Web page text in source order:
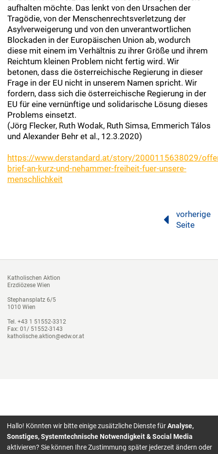
aufhalten möchte. Das lenkt von den Ursachen der
Tragödie, von der Menschenrechtsverletzung der
Asylverweigerung und von den unverantwortlichen
Blockaden in der Europäischen Union ab, wodurch
diese mit einem im Verhältnis zu ihrer Größe und ihrem
Reichtum kleinen Problem nicht fertig wird. Wir
betonen, dass die österreichische Regierung in dieser
Frage in der EU nicht in unserem Namen spricht. Wir
fordern, dass sich die österreichische Regierung in der
EU für eine vernünftige und solidarische Lösung dieses
Problems einsetzt.
(Jörg Flecker, Ruth Wodak, Ruth Simsa, Emmerich Tálos
und Alexander Behr et al., 12.3.2020)
https://www.derstandard.at/story/2000115638029/
brief-an-kurz-und-nehammer-freiheit-fuer-unsere-
menschlichkeit
vorherige
Seite
Katholischen Aktion
Erzdiözese Wien
Stephansplatz 6/5
1010 Wien
Tel. +43 1 51552-3312
Fax: 01/ 51552-3143
katholische.aktion@edw.or.at
Hallo! Könnten wir bitte einige zusätzliche Dienste fürAnalyse,
Sonstiges, Systemtechnische Notwendigkeit & Social Media
aktivieren? Sie können Ihre Zustimmung später jederzeit ändern oder